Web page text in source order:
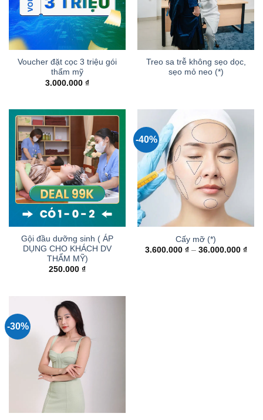
Voucher đặt cọc 3 triệu gói
thẩm mỹ
3.000.000 ₫
Treo sa trễ không sẹo dọc,
sẹo mỏ neo (*)
Gội đầu dưỡng sinh ( ÁP
DỤNG CHO KHÁCH DV
THẨM MỸ)
250.000 ₫
-40%
Cấy mỡ (*)
3.600.000 ₫ – 36.000.000 ₫
-30%